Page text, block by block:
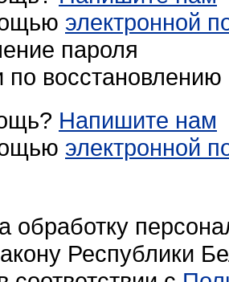
электронной
пароля
по
Напишите нам
электронной
обработку
Республики